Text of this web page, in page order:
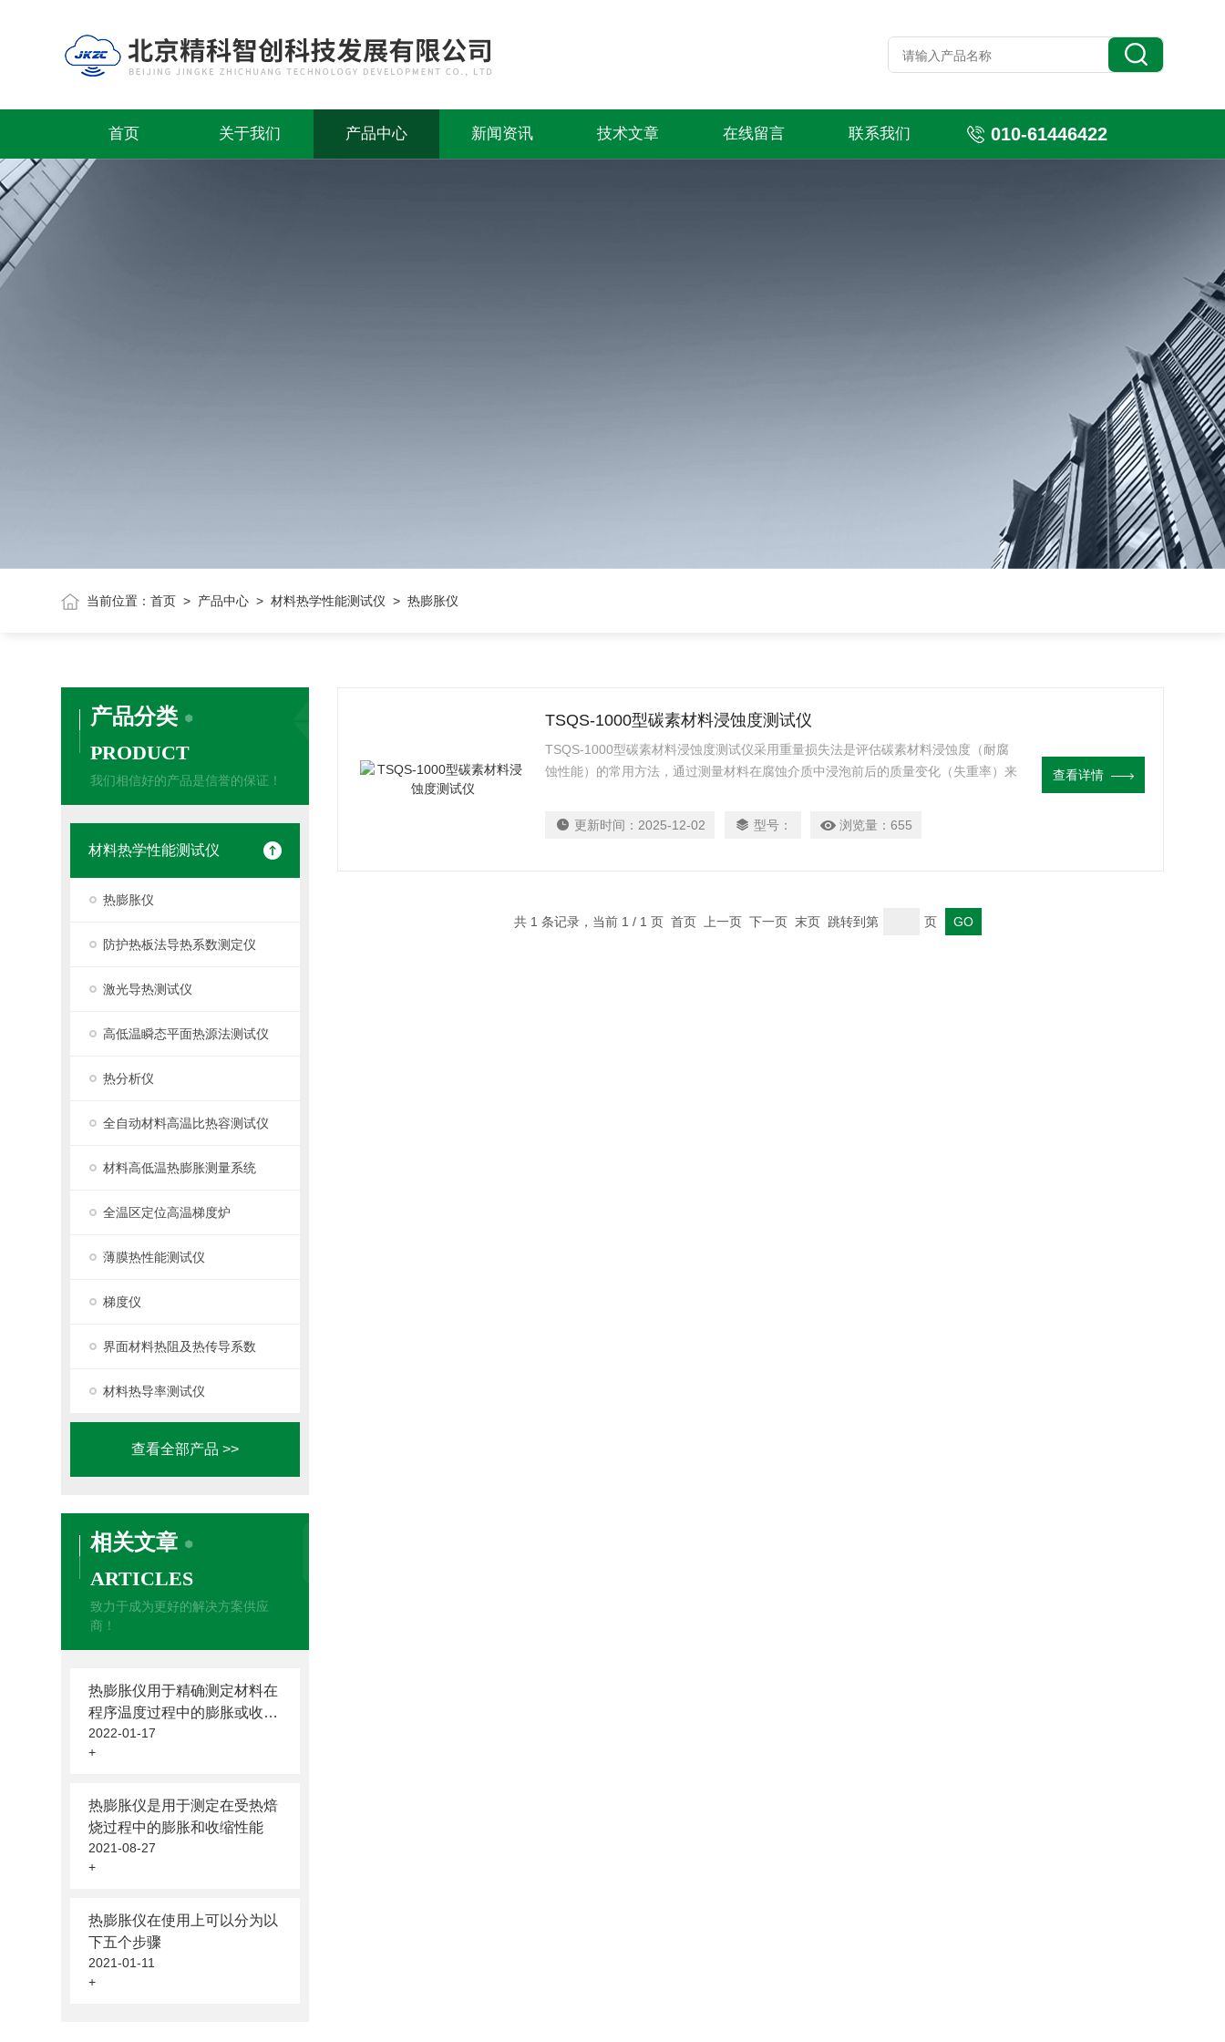
首页 关于我们 产品中心 新闻资讯 技术文章 在线留言 联系我们 010-61446422
当前位置：首页 > 产品中心 >材料热学性能测试仪 > 热膨胀仪
产品分类
PRODUCT
我们相信好的产品是信誉的保证！
材料热学性能测试仪
热膨胀仪
防护热板法导热系数测定仪
激光导热测试仪
高低温瞬态平面热源法测试仪
热分析仪
全自动材料高温比热容测试仪
材料高低温热膨胀测量系统
全温区定位高温梯度炉
薄膜热性能测试仪
梯度仪
界面材料热阻及热传导系数
材料热导率测试仪
查看全部产品 >>
相关文章
ARTICLES
致力于成为更好的解决方案供应
商！
热膨胀仪用于精确测定材料在
程序温度过程中的膨胀或收缩
情况
2022-01-17
+
热膨胀仪是用于测定在受热焙
烧过程中的膨胀和收缩性能
2021-08-27
+
热膨胀仪在使用上可以分为以
下五个步骤
2021-01-11
+
TSQS-1000型碳素材料浸蚀度测试仪
TSQS-1000型碳素材料浸蚀度测试仪采用重量损失法是评估碳素材料浸蚀度（耐腐
蚀性能）的常用方法，通过测量材料在腐蚀介质中浸泡前后的质量变化（失重率）来
更新时间： 2025-12-02 型号： 浏览量： 655
查看详情
共 1 条记录，当前 1 / 1 页 首页 上一页 下一页 末页 跳转到第 页